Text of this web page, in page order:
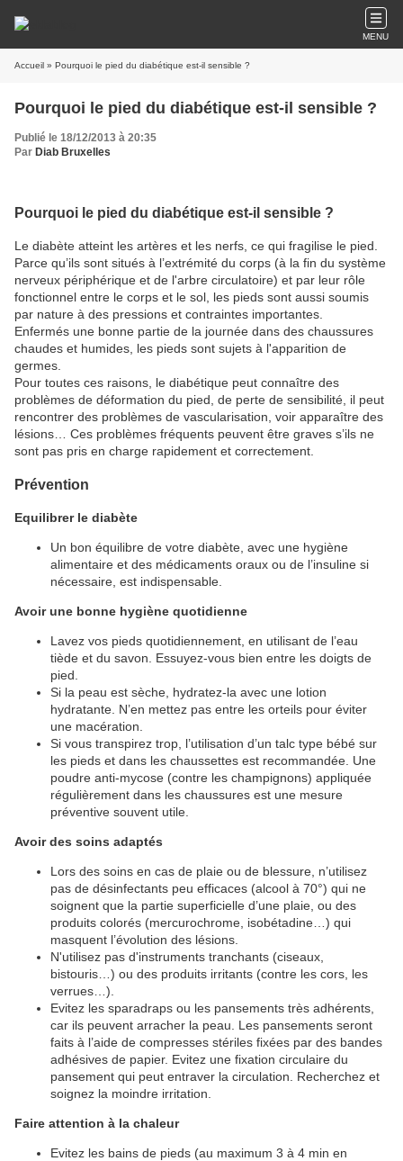
MENU
Accueil » Pourquoi le pied du diabétique est-il sensible ?
Pourquoi le pied du diabétique est-il sensible ?
Publié le 18/12/2013 à 20:35
Par Diab Bruxelles
Pourquoi le pied du diabétique est-il sensible ?
Le diabète atteint les artères et les nerfs, ce qui fragilise le pied.
Parce qu’ils sont situés à l’extrémité du corps (à la fin du système
nerveux périphérique et de l'arbre circulatoire) et par leur rôle
fonctionnel entre le corps et le sol, les pieds sont aussi soumis
par nature à des pressions et contraintes importantes.
Enfermés une bonne partie de la journée dans des chaussures
chaudes et humides, les pieds sont sujets à l'apparition de
germes.
Pour toutes ces raisons, le diabétique peut connaître des
problèmes de déformation du pied, de perte de sensibilité, il peut
rencontrer des problèmes de vascularisation, voir apparaître des
lésions… Ces problèmes fréquents peuvent être graves s’ils ne
sont pas pris en charge rapidement et correctement.
Prévention
Equilibrer le diabète
Un bon équilibre de votre diabète, avec une hygiène
alimentaire et des médicaments oraux ou de l’insuline si
nécessaire, est indispensable.
Avoir une bonne hygiène quotidienne
Lavez vos pieds quotidiennement, en utilisant de l’eau
tiède et du savon. Essuyez-vous bien entre les doigts de
pied.
Si la peau est sèche, hydratez-la avec une lotion
hydratante. N’en mettez pas entre les orteils pour éviter
une macération.
Si vous transpirez trop, l’utilisation d’un talc type bébé sur
les pieds et dans les chaussettes est recommandée. Une
poudre anti-mycose (contre les champignons) appliquée
régulièrement dans les chaussures est une mesure
préventive souvent utile.
Avoir des soins adaptés
Lors des soins en cas de plaie ou de blessure, n’utilisez
pas de désinfectants peu efficaces (alcool à 70°) qui ne
soignent que la partie superficielle d’une plaie, ou des
produits colorés (mercurochrome, isobétadine…) qui
masquent l’évolution des lésions.
N'utilisez pas d'instruments tranchants (ciseaux,
bistouris…) ou des produits irritants (contre les cors, les
verrues…).
Evitez les sparadraps ou les pansements très adhérents,
car ils peuvent arracher la peau. Les pansements seront
faits à l’aide de compresses stériles fixées par des bandes
adhésives de papier. Evitez une fixation circulaire du
pansement qui peut entraver la circulation. Recherchez et
soignez la moindre irritation.
Faire attention à la chaleur
Evitez les bains de pieds (au maximum 3 à 4 min en